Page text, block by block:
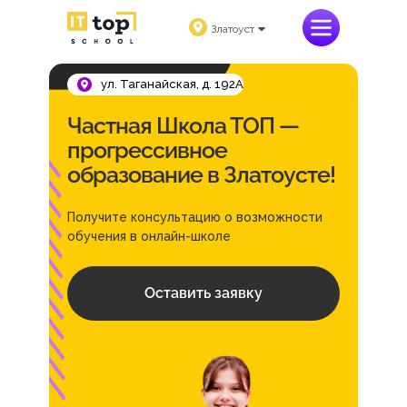
Златоуст
Получите консультацию о возможности
обучения в онлайн-школе
Частная Школа ТОП —
прогрессивное
образование в Златоусте!
Оставить заявку
ул. Таганайская, д. 192А